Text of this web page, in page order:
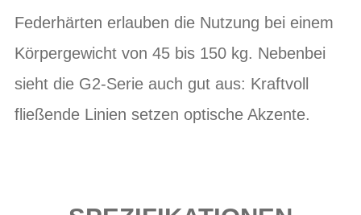
Federhärten erlauben die Nutzung bei einem
Körpergewicht von 45 bis 150 kg. Nebenbei
sieht die G2-Serie auch gut aus: Kraftvoll
fließende Linien setzen optische Akzente.